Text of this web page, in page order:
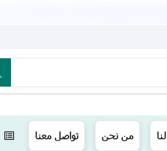
من نحن تواصل معنا